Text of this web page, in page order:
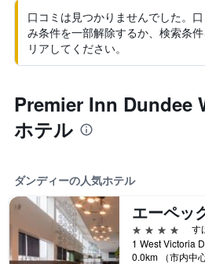
口コミは見つかりませんでした。
み条件を一部解除するか、検索条
リアしてください。
Premier Inn Dundee
ホテル
ダンディーの人気ホテル
4つ星
す
0.0km （市内中